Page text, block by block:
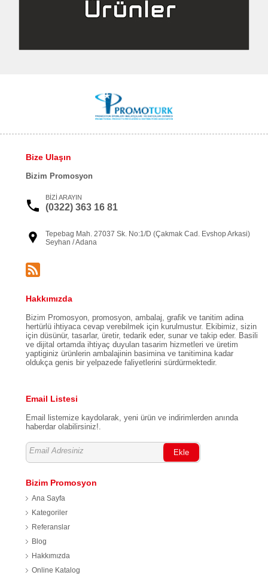
Bize Ulaşın
Bizim Promosyon
BİZİ ARAYIN
(0322) 363 16 81
Tepebag Mah. 27037 Sk. No:1/D (Çakmak Cad. Evshop Arkasi)
Seyhan / Adana
Hakkımızda
Bizim Promosyon, promosyon, ambalaj, grafik ve tanitim adina
hertürlü ihtiyaca cevap verebilmek için kurulmustur. Ekibimiz, sizin
için düsünür, tasarlar, üretir, tedarik eder, sunar ve takip eder. Basili
ve dijital ortamda ihtiyaç duyulan tasarim hizmetleri ve üretim
yaptiginiz ürünlerin ambalajinin basimina ve tanitimina kadar
oldukça genis bir yelpazede faliyetlerini sürdürmektedir.
Email Listesi
Email listemize kaydolarak, yeni ürün ve indirimlerden anında
haberdar olabilirsiniz!.
Ekle
Bizim Promosyon
Ana Sayfa
Kategoriler
Referanslar
Blog
Hakkımızda
Online Katalog